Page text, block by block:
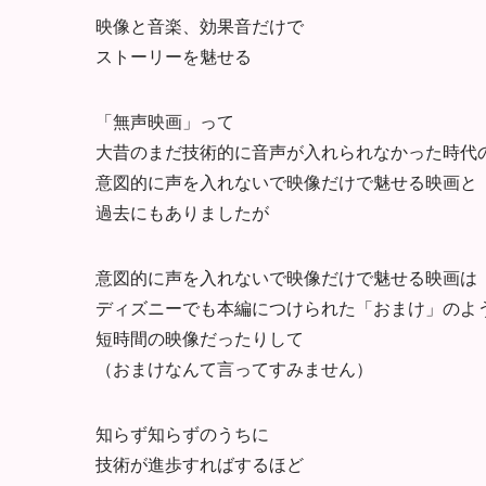
映像と音楽、効果音だけで
ストーリーを魅せる
「無声映画」って
大昔のまだ技術的に音声が入れられなかった時代
意図的に声を入れないで映像だけで魅せる映画と
過去にもありましたが
意図的に声を入れないで映像だけで魅せる映画は
ディズニーでも本編につけられた「おまけ」のよ
短時間の映像だったりして
（おまけなんて言ってすみません）
知らず知らずのうちに
技術が進歩すればするほど